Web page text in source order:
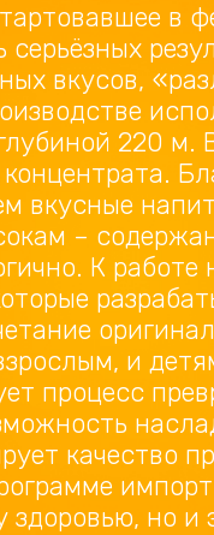
в
вкусов,
220 м.
вкусные
–
К
и
процесс
качество
здоровью, но и